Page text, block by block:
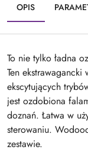
OPIS
To nie tylko ładna
Ten
ekscytujących
jest ozdobiona
doznań. Łatwa w
sterowaniu.
zestawie.